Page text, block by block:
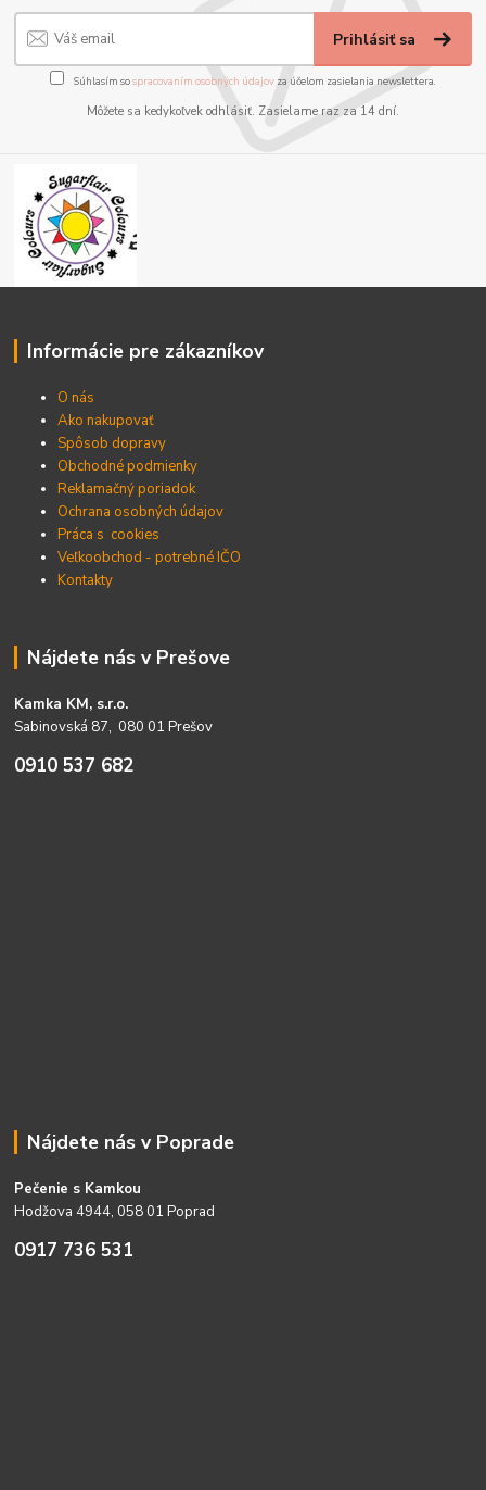
Prihlásiť sa
Súhlasím sospracovaním osobných údajov za účelom zasielania newslettera.
Môžete sa kedykoľvek odhlásiť. Zasielame raz za 14 dní.
Informácie pre zákazníkov
O nás
Ako nakupovať
Spôsob dopravy
Obchodné podmienky
Reklamačný poriadok
Ochrana osobných údajov
Práca s cookies
Veľkoobchod - potrebné IČO
Kontakty
Nájdete nás v Prešove
Kamka KM, s.r.o.
Sabinovská 87, 080 01 Prešov
0910 537 682
Nájdete nás v Poprade
Pečenie s Kamkou
Hodžova 4944, 058 01 Poprad
0917 736 531